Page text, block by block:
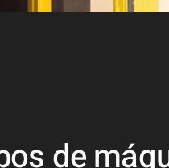
de